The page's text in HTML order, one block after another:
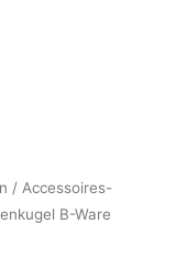
/ Accessoires-
B-Ware